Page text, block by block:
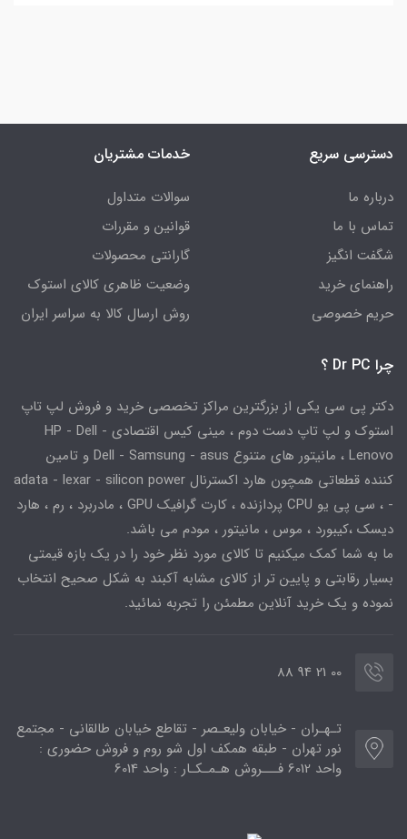
دسترسی سریع
درباره ما
تماس با ما
شگفت انگیز
راهنمای خرید
حریم خصوصی
خدمات مشتریان
سوالات متداول
قوانین و مقررات
گارانتی محصولات
وضعیت ظاهری کالای استوک
روش ارسال کالا به سراسر ایران
چرا Dr PC ؟
دکتر پی سی یکی از بزرگترین مراکز تخصصی خرید و فروش لپ تاپ
استوک و لپ تاپ دست دوم ، مینی کیس اقتصادی HP - Dell -
Lenovo ، مانیتور های متنوع Dell - Samsung - asus و تامین
کننده قطعاتی همچون هارد اکسترنال adata - lexar - silicon power
- ، سی پی یو CPU پردازنده ، کارت گرافیک GPU ، مادربرد ، رم ، هارد
دیسک ،کیبورد ، موس ، مانیتور ، مودم می باشد.
ما به شما کمک میکنیم تا کالای مورد نظر خود را در یک بازه قیمتی
بسیار رقابتی و پایین تر از کالای مشابه آکبند به شکل صحیح انتخاب
نموده و یک خرید آنلاین مطمئن را تجربه نمائید.
00 21 94 88
تـهـران - خیابان ولیعـصر - تقاطع خیابان طالقانی - مجتمع
نور تهران - طبقه همکف اول شو روم و فروش حضوری :
واحد 6012 فـــروش هـمـکـار : واحد 6014